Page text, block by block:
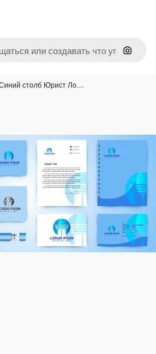
Поиск
столб Юрист Ло…